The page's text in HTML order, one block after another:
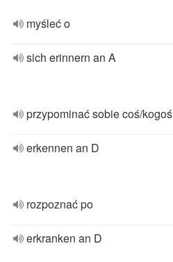
myśleć o
sich erinnern an A
przypominać sobie coś/kogoś
erkennen an D
rozpoznać po
erkranken an D